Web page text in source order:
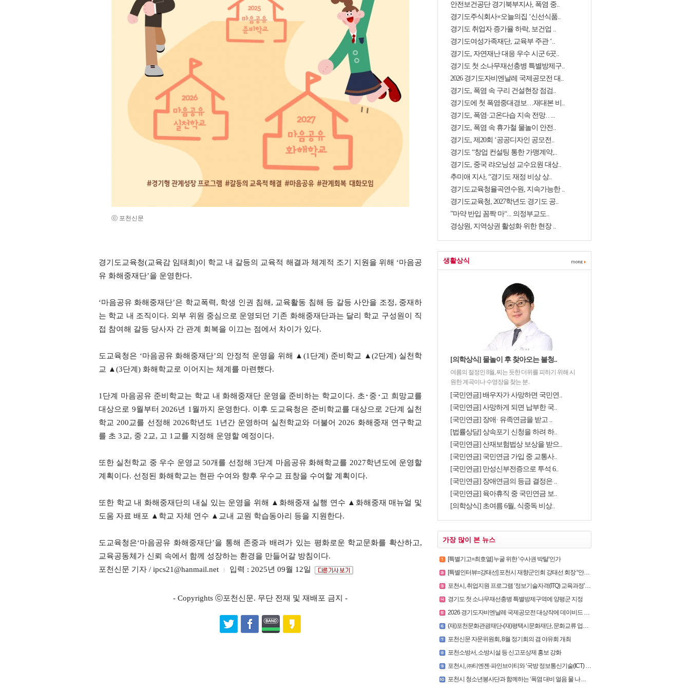
ⓒ 포천신문
경기도교육청(교육감 임태희)이 학교 내 갈등의 교육적 해결과 체계적 조기 지원을 위해 ‘마음공
유 화해중재단’을 운영한다.
‘마음공유 화해중재단’은 학교폭력, 학생 인권 침해, 교육활동 침해 등 갈등 사안을 조정, 중재하
는 학교 내 조직이다. 외부 위원 중심으로 운영되던 기존 화해중재단과는 달리 학교 구성원이 직
접 참여해 갈등 당사자 간 관계 회복을 이끄는 점에서 차이가 있다.
도교육청은 ‘마음공유 화해중재단’의 안정적 운영을 위해 ▲(1단계) 준비학교 ▲(2단계) 실천학
교 ▲(3단계) 화해학교로 이어지는 체계를 마련했다.
1단계 마음공유 준비학교는 학교 내 화해중재단 운영을 준비하는 학교이다. 초･중･고 희망교를
대상으로 9월부터 2026년 1월까지 운영한다. 이후 도교육청은 준비학교를 대상으로 2단계 실천
학교 200교를 선정해 2026학년도 1년간 운영하며 실천학교와 더불어 2026 화해중재 연구학교
를 초 3교, 중 2교, 고 1교를 지정해 운영할 예정이다.
또한 실천학교 중 우수 운영교 50개를 선정해 3단계 마음공유 화해학교를 2027학년도에 운영할
계획이다. 선정된 화해학교는 현판 수여와 향후 우수교 표창을 수여할 계획이다.
또한 학교 내 화해중재단의 내실 있는 운영을 위해 ▲화해중재 실행 연수 ▲화해중재 매뉴얼 및
도움 자료 배포 ▲학교 자체 연수 ▲교내 교원 학습동아리 등을 지원한다.
도교육청은‘마음공유 화해중재단’을 통해 존중과 배려가 있는 평화로운 학교문화를 확산하고,
교육공동체가 신뢰 속에서 함께 성장하는 환경을 만들어갈 방침이다.
포천신문 기자 / ipcs21@hanmail.net
입력 : 2025년 09월 12일
- Copyrights ⓒ포천신문. 무단 전재 및 재배포 금지 -
안전보건공단 경기북부지사, 폭염 중..
경기도주식회사×오늘의집 ‘신선식품..
경기도 취업자 증가율 하락, 보건업 ..
경기도여성가족재단, 교육부 주관 ‘..
경기도, 자연재난 대응 우수 시군 6곳..
경기도 첫 소나무재선충병 특별방제구..
2026 경기도자비엔날레 국제공모전 대..
경기도, 폭염 속 구리 건설현장 점검..
경기도에 첫 폭염중대경보…재대본 비..
경기도, 폭염·고온다습 지속 전망…..
경기도, 폭염 속 휴가철 물놀이 안전..
경기도, 제20회 ‘공공디자인 공모전..
경기도 “창업 컨설팅 통한 가맹계약,..
경기도, 중국 랴오닝성 교수요원 대상..
추미애 지사, “경기도 재정 비상 상..
경기도교육청율곡연수원, 지속가능한 ..
경기도교육청, 2027학년도 경기도 공..
”마약 반입 꼼짝 마“... 의정부교도..
경상원, 지역상권 활성화 위한 현장 ..
생활상식
[의학상식] 물놀이 후 찾아오는 불청..
여름의 절정인 8월, 찌는 듯한 더위를 피하기 위해 시
원한 계곡이나 수영장을 찾는 분..
[국민연금] 배우자가 사망하면 국민연..
[국민연금] 사망하게 되면 납부한 국..
[국민연금] 장애· 유족연금을 받고 ..
[법률상담] 상속포기 신청을 하려 하..
[국민연금] 산재보험법상 보상을 받으..
[국민연금] 국민연금 가입 중 교통사..
[국민연금] 만성신부전증으로 투석 6..
[국민연금] 장애연금의 등급 결정은 ..
[국민연금] 육아휴직 중 국민연금 보..
[의학상식] 초여름 6월, 식중독 비상..
가장 많이 본 뉴스
[특별기고=최호열] 누굴 위한 ‘수사권 박탈’인가
[특별인터뷰=강태선] 포천시 재향군인회 강태선 회장 “안보의식 확립과 지역사회 봉사로 신뢰받는 향군 만..
포천시, 취업지원 프로그램 ‘정보기술자격(ITQ) 교육과정’ 운영
경기도 첫 소나무재선충병 특별방제구역에 양평군 지정
2026 경기도자비엔날레 국제공모전 대상작에 데이비드 라우어의 ‘펀치카드 하우스’ 선정
(재)포천문화관광재단-(재)평택시문화재단, 문화교류 업무협약 체결
포천신문 자문위원회, 8월 정기회의 겸 야유회 개최
포천소방서, 소방시설 등 신고포상제 홍보 강화
포천시, ㈜티엔젠·파인브이티와 ‘국방 정보통신기술(ICT) 융합보안’ 업무협약 체결
포천시 청소년봉사단과 함께하는 ‘폭염 대비 얼음 물 나눔’ 캠페인 실시